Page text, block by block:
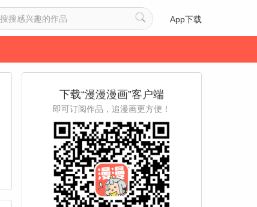
App下载
下载“漫漫漫画”客户端
即可订阅作品，追漫画更方便！